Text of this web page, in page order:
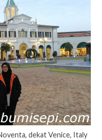
dekat Venice, Italy